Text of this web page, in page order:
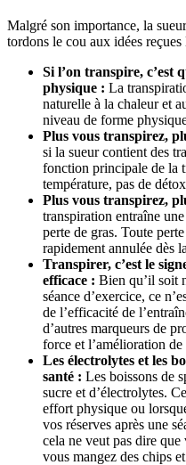
Malgré son importance, la
tordons le cou aux idées reçues
Si l’on transpire, c’est
physique : La
naturelle à la chaleur et
niveau de forme
Plus vous transpirez,
si la sueur contient des
fonction principale de la
température, pas de
Plus vous transpirez,
transpiration entraîne
perte de gras. Toute
rapidement annulée dès
Transpirer, c’est le
efficace : Bien qu’il soit
séance d’exercice, ce
de l’efficacité de
d’autres marqueurs de
force et l’amélioration
Les électrolytes et les
santé : Les boissons de
sucre et d’électrolytes.
effort physique ou
vos réserves après une
cela ne veut pas dire
vous mangez des chips